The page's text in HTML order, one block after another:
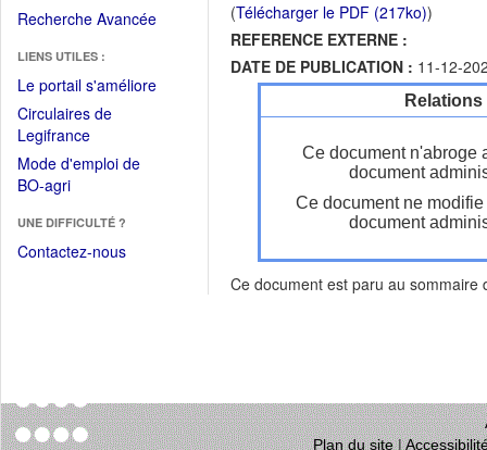
Recherche Avancée
LIENS UTILES :
Le portail s'améliore(Fichier
Circulaires de
Legifrance(Ouvrir
dans
une
fenêtre)
Mode d'emploi de
BO-agri(Ouvrir
une
nouvelle
UNE DIFFICULTÉ ?
Contactez-nous
(Télécharger le PDF (217ko))
REFERENCE EXTERNE :
DATE DE PUBLICATION : 11-12-
Ce document n'abroge
document
Ce document ne
document
Ce document est paru au sommaire
Plan du site|